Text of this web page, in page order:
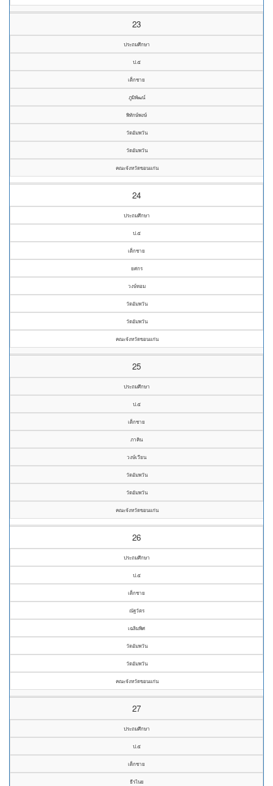
23
ประถมศึกษา
ป.๕
เด็กชาย
ภูมิพัฒน์
พิทักษ์พงษ์
วัดอัมพวัน
วัดอัมพวัน
คณะจังหวัดขอนแก่น
24
ประถมศึกษา
ป.๕
เด็กชาย
ยศกร
วงษ์หอม
วัดอัมพวัน
วัดอัมพวัน
คณะจังหวัดขอนแก่น
25
ประถมศึกษา
ป.๕
เด็กชาย
ภาคิน
วงษ์เวียน
วัดอัมพวัน
วัดอัมพวัน
คณะจังหวัดขอนแก่น
26
ประถมศึกษา
ป.๕
เด็กชาย
ณัฐวัตร
เฉลิมพิศ
วัดอัมพวัน
วัดอัมพวัน
คณะจังหวัดขอนแก่น
27
ประถมศึกษา
ป.๕
เด็กชาย
ธีรไนย